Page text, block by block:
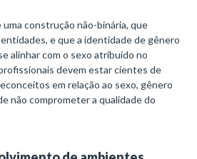
uma construção não-binária, que
e que a identidade de gênero
alinhar com o sexo atribuído no
devem estar cientes de
em relação ao sexo, gênero
não comprometer a qualidade do